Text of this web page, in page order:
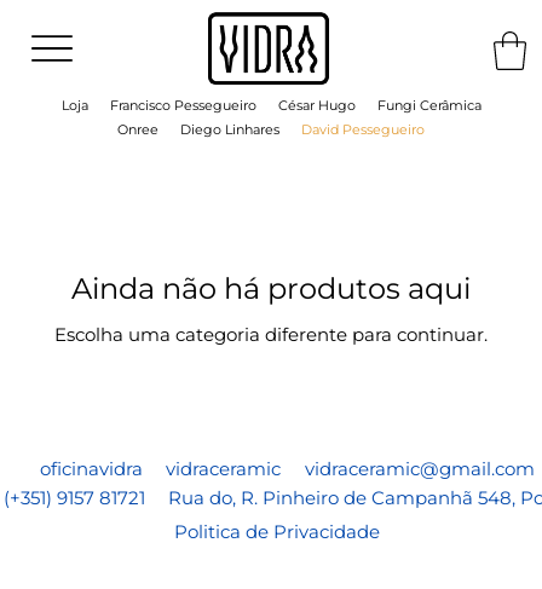
Loja Francisco Pessegueiro César Hugo
Fungi Cerâmica
Onree
Diego Linhares David Pessegueiro
Ainda não há produtos aqui
Escolha uma categoria diferente para continuar.
oficinavidra vidraceramic
vidraceramic@gmail.com
​(+351) 9157 81721
Rua do, R. Pinheiro de Campanhã 548,
Politica de Privacidade